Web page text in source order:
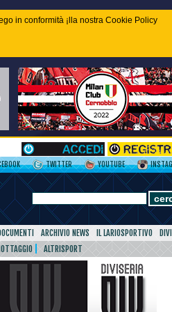
in conformità ¡lla nostra Cookie Policy
TWITTER YOUTUBE
ARCHIVIO NEWS IL LARIOSPORTIVO
ALTRISPORT